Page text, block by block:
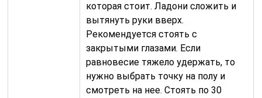
которая стоит. Ладони сложить и
вытянуть руки вверх.
Рекомендуется стоять с
закрытыми глазами. Если
равновесие тяжело удержать, то
нужно выбрать точку на полу и
смотреть на нее. Стоять по 30